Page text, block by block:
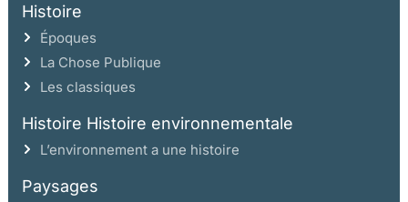
Histoire
Époques
La Chose Publique
Les classiques
Histoire Histoire environnementale
L’environnement a une histoire
Paysages